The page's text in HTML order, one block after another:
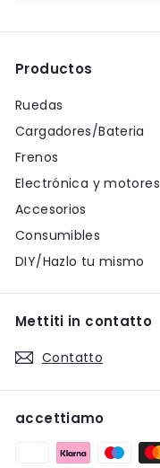
Productos
Ruedas
Cargadores/Bateria
Frenos
Electrónica y motores
Accesorios
Consumibles
DIY/Hazlo tu mismo
Mettiti in contatto
Contatto
accettiamo